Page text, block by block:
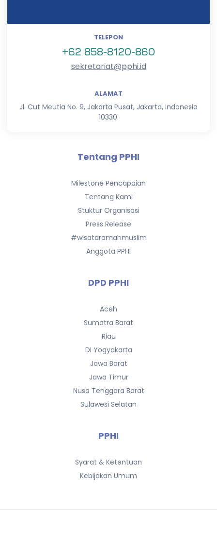
TELEPON
+62 858-8120-860
sekretariat@pphi.id
ALAMAT
Jl. Cut Meutia No. 9, Jakarta Pusat, Jakarta, Indonesia
10330.
Tentang PPHI
Milestone Pencapaian
Tentang Kami
Stuktur Organisasi
Press Release
#wisataramahmuslim
Anggota PPHI
DPD PPHI
Aceh
Sumatra Barat
Riau
DI Yogyakarta
Jawa Barat
Jawa Timur
Nusa Tenggara Barat
Sulawesi Selatan
PPHI
Syarat & Ketentuan
Kebijakan Umum